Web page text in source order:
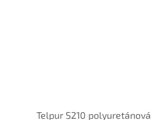
Telpur S210 polyuretánová